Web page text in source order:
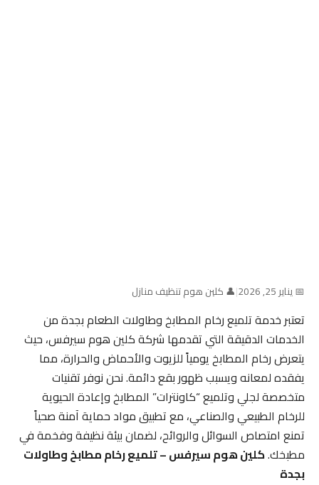
📅 يناير 25, 2026 |👤 كلين هوم تنظيف منازل
تعتبر خدمة تلميع رخام المطابخ وطاولات الطعام بجدة من
الخدمات الدقيقة التي تقدمها شركة كلين هوم سيرفس، حيث
يتعرض رخام المطابخ يومياً للزيوت والأحماض والحرارة، مما
يفقده لمعانه ويسبب ظهور بقع دائمة. نحن نوفر تقنيات
متخصصة لجلي وتلميع “كاونترات” المطابخ وإعادة الحيوية
للرخام الطبيعي والصناعي، مع تطبيق مواد حماية آمنة صحياً
تمنع امتصاص السوائل والروائح، لضمان بيئة نظيفة وفخمة في
مطبخك.كلين هوم سيرفس – تلميع رخام مطابخ وطاولات
بجدة